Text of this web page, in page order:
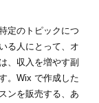
定のトピックにつ
る人にとって、オ
、収入を増やす副
。Wix で作成した
ンを販売する、あ